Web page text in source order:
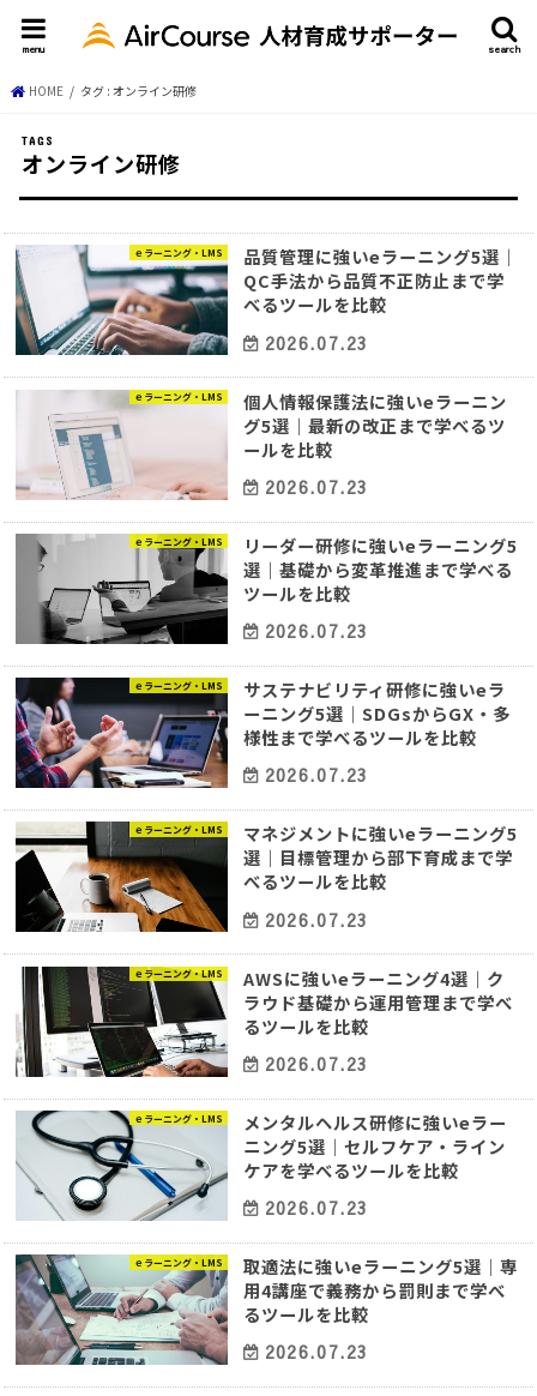
search
menu
HOME タグ : オンライン研修
オンライン研修
ｅラーニング・LMS
品質管理に強いeラーニング5選｜
QC手法から品質不正防止まで学
べるツールを比較
2026.07.23
ｅラーニング・LMS
個人情報保護法に強いeラーニン
グ5選｜最新の改正まで学べるツ
ールを比較
2026.07.23
ｅラーニング・LMS
リーダー研修に強いeラーニング5
選｜基礎から変革推進まで学べる
ツールを比較
2026.07.23
ｅラーニング・LMS
サステナビリティ研修に強いeラ
ーニング5選｜SDGsからGX・多
様性まで学べるツールを比較
2026.07.23
ｅラーニング・LMS
マネジメントに強いeラーニング5
選｜目標管理から部下育成まで学
べるツールを比較
2026.07.23
ｅラーニング・LMS
AWSに強いeラーニング4選｜ク
ラウド基礎から運用管理まで学べ
るツールを比較
2026.07.23
ｅラーニング・LMS
メンタルヘルス研修に強いeラー
ニング5選｜セルフケア・ライン
ケアを学べるツールを比較
2026.07.23
ｅラーニング・LMS
取適法に強いeラーニング5選｜専
用4講座で義務から罰則まで学べ
るツールを比較
2026.07.23